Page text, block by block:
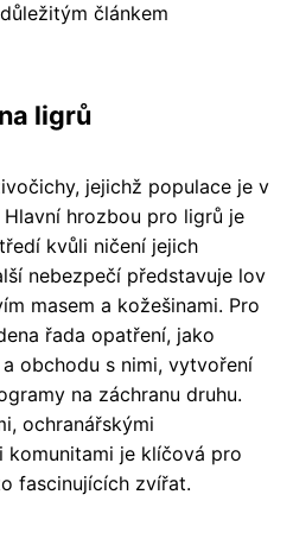
článkem
ligrů
jejichž populace je v
hrozbou pro ligrů je
kvůli ničení jejich
nebezpečí představuje lov
masem a kožešinami. Pro
řada opatření, jako
obchodu s nimi, vytvoření
na záchranu druhu.
ochranářskými
komunitami je klíčová pro
fascinujících zvířat.